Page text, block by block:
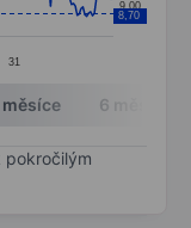
31
9,00
8,70
měsíce 6 měsíců
pokročilým